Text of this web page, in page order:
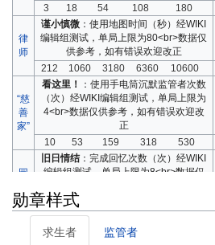
律
师
320096001920032000
测试，
单局上
限为
300<br>
数据仅
供参
考，如
有错误
欢迎改
3
18 54 108 180
律
师
谨小慎微 ：使用地图时间（秒） 经WIKI
编辑组测试，单局上限为80<br>数据仅
供参考，如有错误欢迎改正
212
1060 3180 6360 10600
“慈
善
家”
看这里！
：使用手电筒沉默监管者次数
（次） 经WIKI编辑组测试，单局上限为
4<br>数据仅供参考，如有错误欢迎改
正
10
53 159 318 530
园
旧日情结：完成回忆次数（次） 经WIKI
编辑组测试，单局上限为8<br>数据仅
16
84
金蝉脱壳：隐匿状态下未受到攻击次数
（次）经WIKI编辑组测试，单局上限为
勋章样式
求生者 监管者